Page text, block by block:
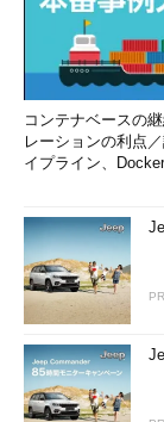
コンテナベースの
レーションの利点
イプライン、